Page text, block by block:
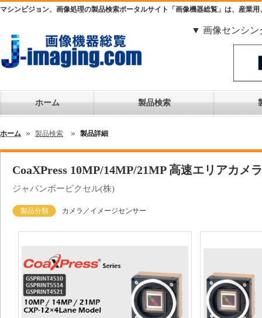
マシンビジョン、画像処理の製品検索ポータルサイト「画像機器総覧」は、産業
▼ 画像センシ
ホーム 製品検索
ホーム 製品検索 製品詳細
CoaXPress 10MP/14MP/21MP 高速エリアカメ
ジャパンボーピクセル(株)
製品分類 カメラ／イメージセンサー